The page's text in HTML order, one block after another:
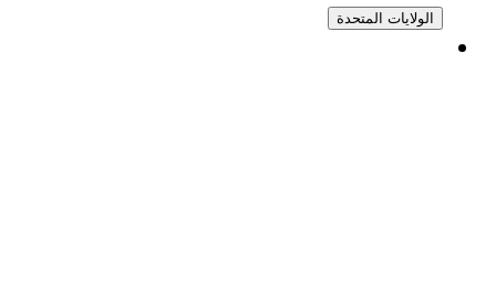
الولايات المتحدة